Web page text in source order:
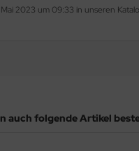
Mai 2023 um 09:33 in unseren
auch folgende Artikel